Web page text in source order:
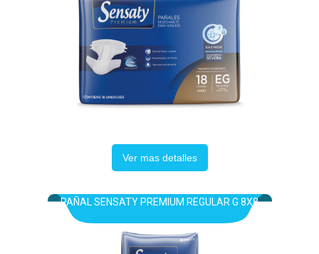
Ver mas detalles
PAÑAL SENSATY PREMIUM REGULAR G 8X8